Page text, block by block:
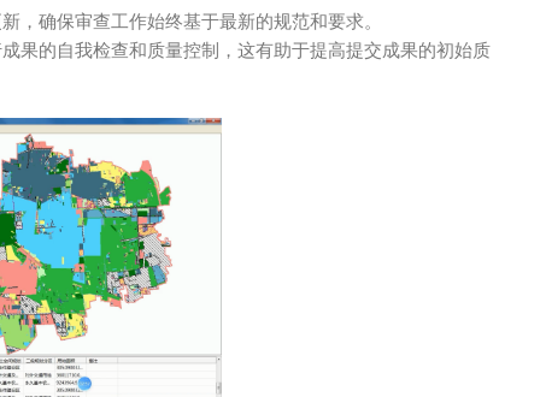
，确保审查工作始终基于最新的规范和要求。
果的自我检查和质量控制，这有助于提高提交成果的初始质